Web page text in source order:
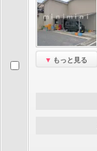
もっと見る